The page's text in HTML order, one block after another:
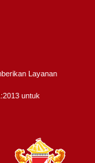
Layanan
untuk